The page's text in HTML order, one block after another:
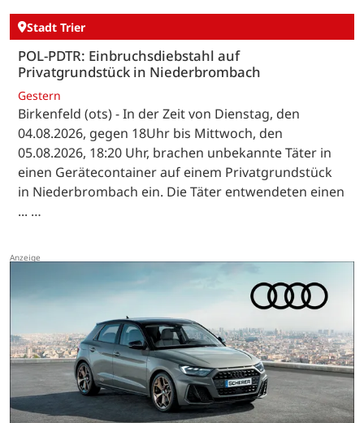
Stadt Trier
POL-PDTR: Einbruchsdiebstahl auf
Privatgrundstück in Niederbrombach
Gestern
Birkenfeld (ots) - In der Zeit von Dienstag, den
04.08.2026, gegen 18Uhr bis Mittwoch, den
05.08.2026, 18:20 Uhr, brachen unbekannte Täter in
einen Gerätecontainer auf einem Privatgrundstück
in Niederbrombach ein. Die Täter entwendeten einen
... …